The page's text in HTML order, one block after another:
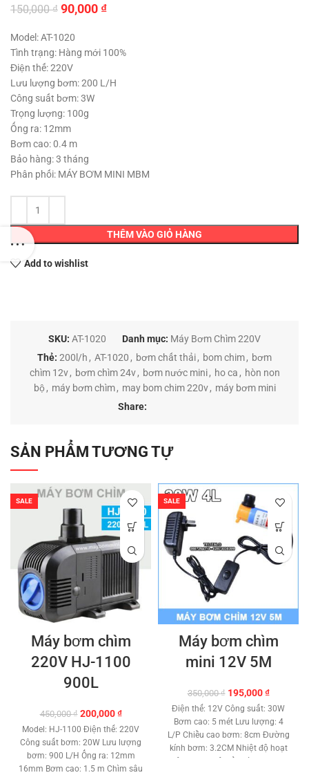
150,000₫ Giá
là:
150,000 ₫.
90,000 ₫Giá
là:
Model: AT-1020
Tình trạng: Hàng mới 100%
Điện thế: 220V
Lưu lượng bơm: 200 L/H
Công suất bơm: 3W
Trọng lượng: 100g
Ống ra: 12mm
Bơm cao: 0.4 m
Bảo hàng: 3 tháng
Phân phối: MÁY BƠM MINI MBM
THÊM VÀO GIỎ HÀNG
Add to wishlist
SKU: AT-1020 Danh mục: Máy Bơm Chìm 220V
Thẻ: 200l/h , AT-1020 , bơm chất thải, bom chim, bơm
chìm 12v , bơm chìm 24v , bơm nước mini , ho ca , hòn non
bộ , máy bơm chìm , may bom chim 220v , máy bơm mini
Share:
SẢN PHẨM TƯƠNG TỰ
SALE
Máy bơm chìm
220V HJ-1100
900L
450,000₫ Giá
gốc
là:
450,000 ₫.
200,000₫Giá
hiện
tại
là:
200,000 ₫.
Model: HJ-1100 Điện thế: 220V
Công suất bơm: 20W Lưu lượng
bơm: 900 L/H Ống ra: 12mm
16mm Bơm cao: 1.5 m Chìm sâu
SALE
Máy bơm chìm
mini 12V 5M
350,000₫ Giá
gốc
là:
350,000 ₫.
195,000₫Giá
hiện
tại
là:
195,000
Điện thế: 12V Công suất: 30W
Bơm cao: 5 mét Lưu lượng: 4
L/P Chiều cao bơm: 8cm Đường
kính bơm: 3.2CM Nhiệt độ hoạt